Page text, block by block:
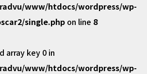
www/htdocs/wordpress/wp-
single.php on line 8
array key 0 in
www/htdocs/wordpress/wp-